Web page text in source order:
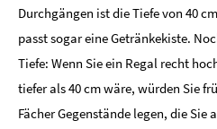
Durchgängen ist die Tiefe von 40
passt sogar eine Getränkekiste.
Tiefe: Wenn Sie ein Regal recht
tiefer als 40 cm wäre, würden Sie
Fächer Gegenstände legen, die